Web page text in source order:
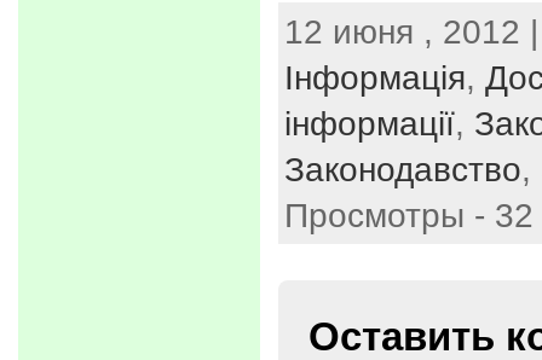
12 июня , 2012 |
Інформація,
інформації,
Законодавство,
Просмотры - 32
Оставить